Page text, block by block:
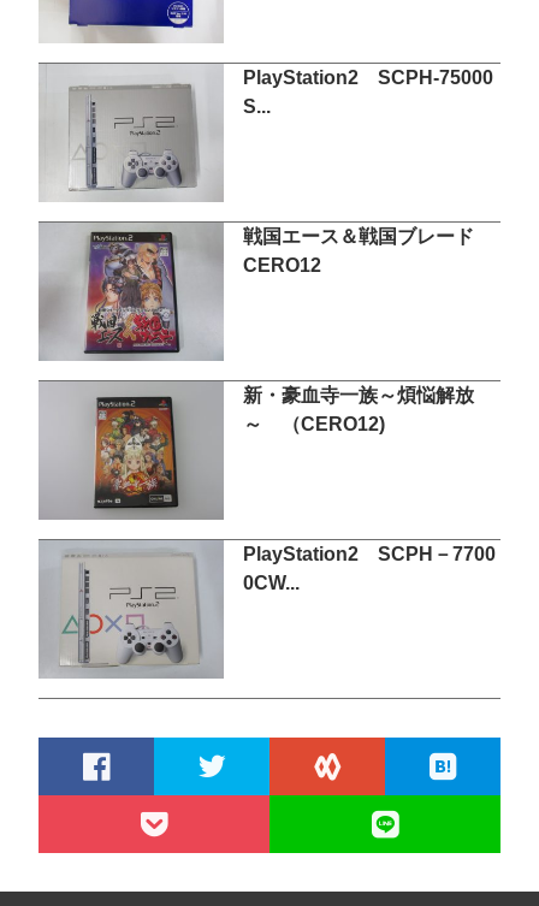
PlayStation2 SCPH-75000
S...
戦国エース＆戦国ブレード
CERO12
新・豪血寺一族～煩悩解放
～ （CERO12)
PlayStation2 SCPH－7700
0CW...